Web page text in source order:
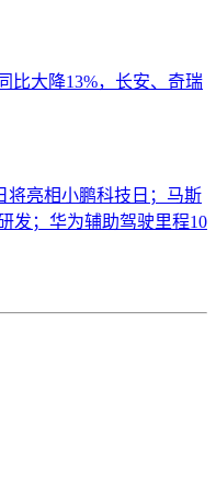
比大降13%，长安、奇瑞
将亮相小鹏科技日；马斯
发；华为辅助驾驶里程10